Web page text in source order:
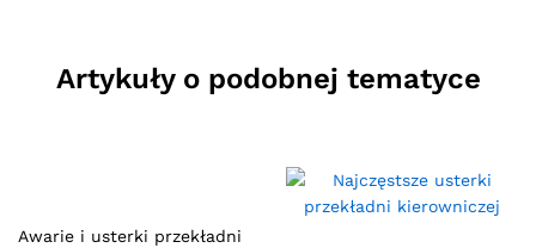
Artykuły o podobnej tematyce
Awarie i usterki przekładni